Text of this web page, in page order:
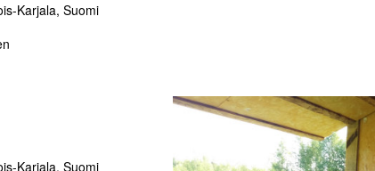
Karjala, Suomi
Karjala, Suomi